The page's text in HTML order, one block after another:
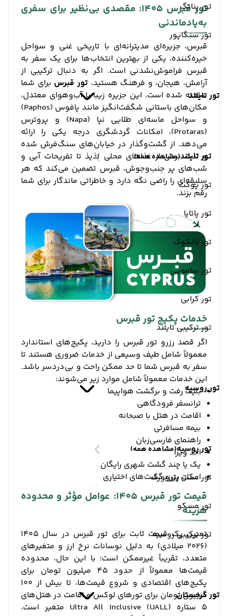
تور پنانگ
تور سنگاپور
تور تایلند
تور تایلند(مشاهده همه)
تور پوکت
تور پاتایا
تور بانکوک
تور سامویی
تور کرابی
تور ترکیبی تایلند
تور روسیه
تور روسیه(مشاهده همه)
تور سنت پترزبورگ
تور مسکو
تور ترکیبی روسیه
تور گرجستان
تور قبرس 1405: مقصدی بی‌نظیر برای سفری
به‌یادماندنی
قبرس، جزیره‌ای مدیترانه‌ای با تاریخی غنی و سواحل
خیره‌کننده، یکی از بهترین انتخاب‌ها برای یک سفر به
قبرس فراموش‌نشدنی است. اگر به دنبال ترکیبی از
آرامش، هیجان، و فرهنگ هستید، تور قبرس برای شما
ساخته شده است. این جزیره زیبا با آب‌وهوای معتدل،
مکان‌های باستانی شگفت‌انگیز مانند پافوس (Paphos)
و سواحل ماسه‌ای طلایی نپا (Napa) و پروترس
(Protaras)، امکانات گردشگری درجه یکی را ارائه
می‌دهد. از گشت‌وگذار در خیابان‌های سنگ‌فرش شده
و لذت بردن از غذاهای محلی لذیذ تا تفریحات آبی و
شب‌های پر جنب‌وجوش، قبرس تضمین می‌کند که هر
سلیقه‌ای را راضی نگه دارد و خاطراتی ماندگار برای شما
رقم بزند.
خدمات پکیج تور قبرس
اگر قصد رزرو تور قبرس را دارید، پکیج‌های استاندارد
معمولاً شامل طیف وسیعی از خدمات ضروری هستند تا
سفر به قبرس شما تا حد ممکن راحت و بی‌دردسر باشد.
این خدمات معمولاً شامل موارد زیر می‌شوند:
بلیت رفت و برگشت هواپیما
ترانسفر فرودگاهی
اقامت در هتل با صبحانه
بیمه مسافرتی
راهنمای فارسی‌زبان
اخذ ویزا
یک یا چند گشت شهری رایگان
امکان رزرو گشت‌های اختیاری
قیمت تور قبرس 1405: عوامل مؤثر و محدوده
هزینه
تعیین یک قیمت ثابت برای تور قبرس در سال 1405
(2026 میلادی) به دلیل نوسانات نرخ ارز و متغیرهای
متعدد، تقریباً غیرممکن است؛ با این حال، محدوده
قیمت‌ها معمولاً از حدود ۴۵ میلیون تومان برای
پکیج‌های اقتصادی و شروع قیمت‌ها، تا بیش از ۱۰۰
میلیون تومان برای تورهای لوکس و اقامت در هتل‌های
۵ ستاره Ultra All Inclusive (UALL) متغیر است.